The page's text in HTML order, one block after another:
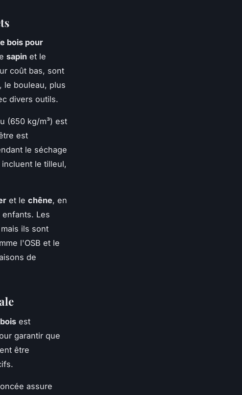
bois pour
sapin et le
coût bas, sont
le bouleau, plus
divers outils.
(650 kg/m³) est
est
le séchage
le tilleul,
et le chêne, en
Les
ils sont
l'OSB et le
de
est
garantir que
être
assure